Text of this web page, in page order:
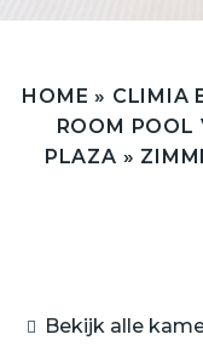
HOME » CLIMIA
ROOM POOL
PLAZA »
Bekijk alle